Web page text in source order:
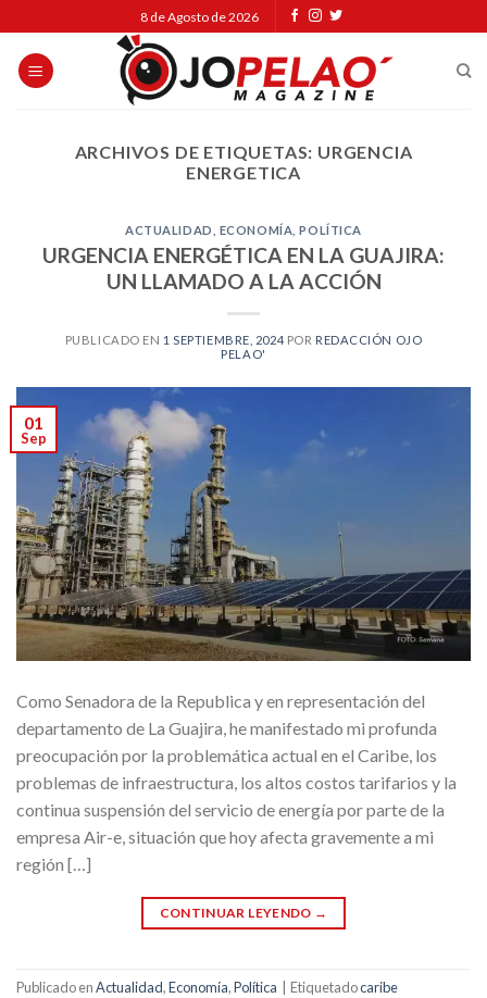
to
content
8 de Agosto de 2026
ARCHIVOS DE ETIQUETAS: URGENCIA
ENERGETICA
ACTUALIDAD ECONOMÍA ,POLÍTICA
URGENCIA ENERGÉTICA EN LA GUAJIRA:
UN LLAMADO A LA ACCIÓN
PUBLICADO EN 1 SEPTIEMBRE, 2024 POR REDACCIÓN OJO
PELAO'
01
Sep
Como Senadora de la Republica y en representación del
departamento de La Guajira, he manifestado mi profunda
preocupación por la problemática actual en el Caribe, los
problemas de infraestructura, los altos costos tarifarios y la
continua suspensión del servicio de energía por parte de la
empresa Air-e, situación que hoy afecta gravemente a mi
región […]
CONTINUAR LEYENDO →
Publicado enActualidad,Economía,Política Etiquetadocaribe